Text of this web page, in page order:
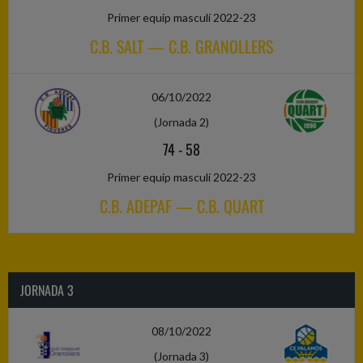
Primer equip masculí 2022-23
C.B. SALT — C.B. GRANOLLERS
06/10/2022
(Jornada 2)
74-58
Primer equip masculí 2022-23
C.B. ADEPAF — C.B. QUART
JORNADA 3
08/10/2022
(Jornada 3)